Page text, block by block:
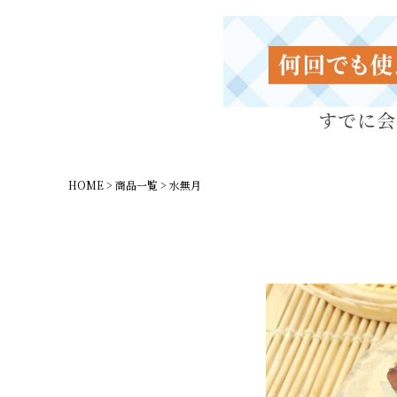
HOME 商品一覧 水無月